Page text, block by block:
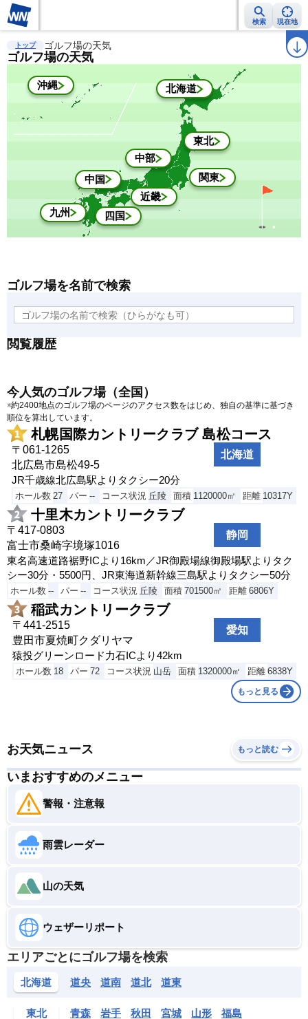
検索 現在地
雨雲レーダー 台風情報 ラ
トップ ゴルフ場の天気
ゴルフ場の天気
北海道
東北
関東
中部
近畿
中国
四国
九州
沖縄
ゴルフ場を名前で検索
閲覧履歴
今人気のゴルフ場（全国）
※約2400地点のゴルフ場のページのアクセス数をはじめ、独自の基準に基づき
順位を算出しています。
札幌国際カントリークラブ 島松コース
北海道
〒061-1265
北広島市島松49-5
JR千歳線北広島駅よりタクシー20分
ホール数 27 パー -- コース状況 丘陵 面積 1120000㎡ 距離 10317Y
十里木カントリークラブ
静岡
〒417-0803
富士市桑崎字境塚1016
東名高速道路裾野ICより16km／JR御殿場線御殿場駅よりタク
シー30分・5500円、JR東海道新幹線三島駅よりタクシー50分
ホール数 -- パー -- コース状況 丘陵 面積 701500㎡ 距離 6806Y
稲武カントリークラブ
愛知
〒441-2515
豊田市夏焼町クダリヤマ
猿投グリーンロード力石ICより42km
ホール数 18 パー 72 コース状況 山岳 面積 1320000㎡ 距離 6838Y
もっと見る
お天気ニュース もっと読む
いまおすすめのメニュー
警報・注意報
雨雲レーダー
山の天気
ウェザーリポート
エリアごとにゴルフ場を検索
北海道 道央 道南 道北 道東
東北 青森 岩手 秋田 宮城 山形 福島